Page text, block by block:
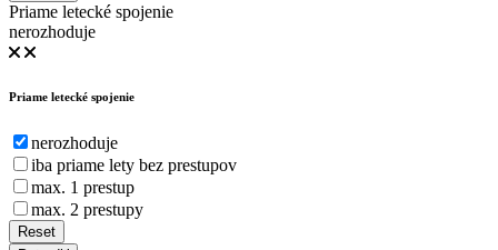
Priame letecké spojenie
nerozhoduje
Priame letecké spojenie
nerozhoduje
iba priame lety bez prestupov
max. 1 prestup
max. 2 prestupy
Reset